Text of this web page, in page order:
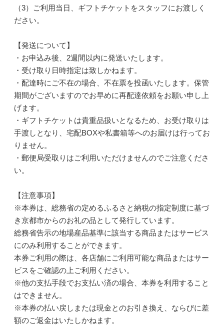
（3）ご利用当日、ギフトチケットをスタッフにお渡しく
ださい。
【発送について】
・お申込み後、2週間以内に発送いたします。
・受け取り日時指定は致しかねます。
・配達時にご不在の場合、不在票を投函いたします。保管
期間がございますのでお早めに再配達依頼をお願い申し上
げます。
・ギフトチケットは貴重品扱いとなるため、お受け取りは
手渡しとなり、宅配BOXや私書箱等へのお届けは行ってお
りません。
・郵便局受取りはご利用いただけませんのでご注意くださ
い。
【注意事項】
※本券は、総務省の定めるふるさと納税の指定制度に基づ
き京都市からのお礼の品として発行しています。
総務省告示の地場産品基準に該当する商品またはサービス
にのみ利用することができます。
本券ご利用の際は、各店舗にご利用可能な商品またはサー
ビスをご確認の上ご利用ください。
※他の支払手段でお支払い済の場合、本券を利用すること
はできません。
※本券の払い戻しまたは現金とのお引き換え、ならびに差
額のご返金はいたしかねます。